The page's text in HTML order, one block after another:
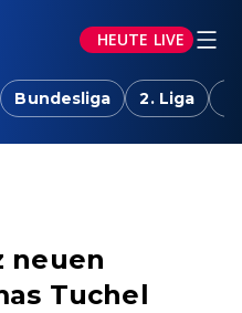
HEUTE LIVE
Bundesliga 2. Liga
neuen
Tuchel